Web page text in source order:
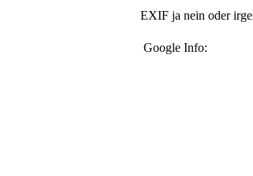
EXIF ja nein oder
Google Info: